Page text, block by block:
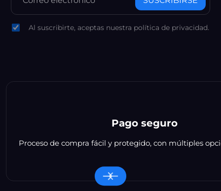
Al suscribirte, aceptas nuestra política de privacidad.
Pago seguro
Proceso de compra fácil y protegido, con múltiples